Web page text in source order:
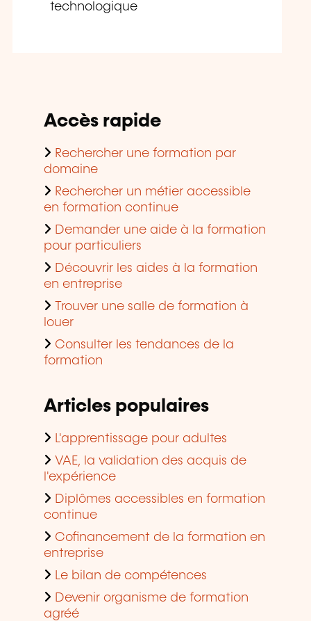
technologique
Accès rapide
Rechercher une formation par
domaine
Rechercher un métier accessible
en formation continue
Demander une aide à la formation
pour particuliers
Découvrir les aides à la formation
en entreprise
Trouver une salle de formation à
louer
Consulter les tendances de la
formation
Articles populaires
L'apprentissage pour adultes
VAE, la validation des acquis de
l'expérience
Diplômes accessibles en formation
continue
Cofinancement de la formation en
entreprise
Le bilan de compétences
Devenir organisme de formation
agréé